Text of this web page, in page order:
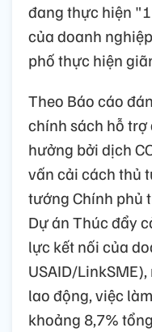
đang thực hiện
của doanh
phố thực hiện
Theo Báo cáo
chính sách hỗ
hưởng bởi dịch
vấn cải cách thủ
tướng Chính phủ
Dự án Thúc đẩy
lực kết nối của
USAID/
lao động, việc
khoảng 8,7%